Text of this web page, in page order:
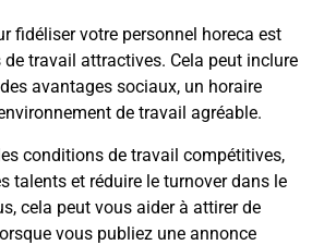
fidéliser votre personnel horeca est
travail attractives. Cela peut inclure
avantages sociaux, un horaire
de travail agréable.
conditions de travail compétitives,
talents et réduire le turnover dans le
cela peut vous aider à attirer de
vous publiez une annonce